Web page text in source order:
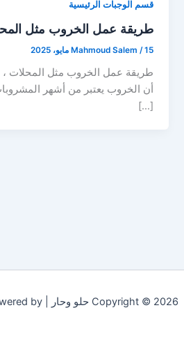
قسم الوجبات الرئيسية
طريقة عمل الخروب مثل المحلات
Mahmoud Salem /15 مايو، 2025
طريقة عمل الخروب مثل المحلات ،
أن الخروب يعتبر من أشهر
[…]
Copyright © 2026 حلو وحار | Powered by